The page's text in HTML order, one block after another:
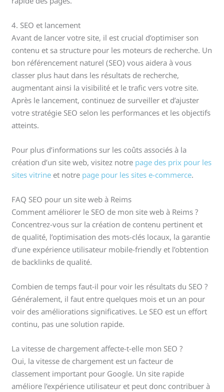
4. SEO et lancement
Avant de lancer votre site, il est crucial d’optimiser son
contenu et sa structure pour les moteurs de recherche. Un
bon référencement naturel (SEO) vous aidera à vous
classer plus haut dans les résultats de recherche,
augmentant ainsi la visibilité et le trafic vers votre site.
Après le lancement, continuez de surveiller et d’ajuster
votre stratégie SEO selon les performances et les objectifs
atteints.
Pour plus d’informations sur les coûts associés à la
création d’un site web, visitez notre page des prix pour les
sites vitrine et notre page pour les sites e-commerce.
FAQ SEO pour un site web à Reims
Comment améliorer le SEO de mon site web à Reims ?
Concentrez-vous sur la création de contenu pertinent et
de qualité, l’optimisation des mots-clés locaux, la garantie
d’une expérience utilisateur mobile-friendly et l’obtention
de backlinks de qualité.
Combien de temps faut-il pour voir les résultats du SEO ?
Généralement, il faut entre quelques mois et un an pour
voir des améliorations significatives. Le SEO est un effort
continu, pas une solution rapide.
La vitesse de chargement affecte-t-elle mon SEO ?
Oui, la vitesse de chargement est un facteur de
classement important pour Google. Un site rapide
améliore l’expérience utilisateur et peut donc contribuer à